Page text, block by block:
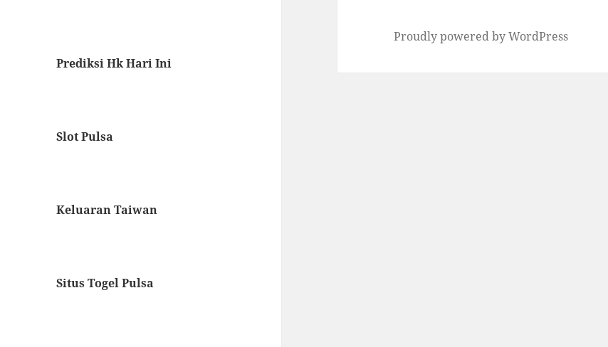
Prediksi Hk Hari Ini
Slot Pulsa
Keluaran Taiwan
Situs Togel Pulsa
Proudly powered by WordPress